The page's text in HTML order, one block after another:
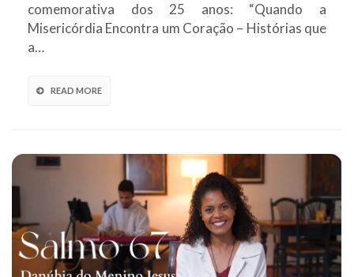
comemorativa dos 25 anos: “Quando a
Misericórdia Encontra um Coração – Histórias que
a…
READ MORE